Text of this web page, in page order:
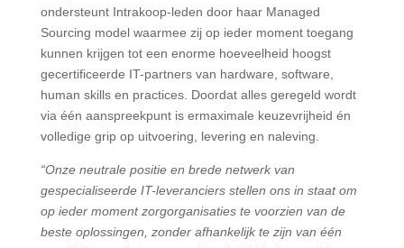
ondersteunt Intrakoop-leden door haar Managed
Sourcing model waarmee zij op ieder moment toegang
kunnen krijgen tot een enorme hoeveelheid hoogst
gecertificeerde IT-partners van hardware, software,
human skills en practices. Doordat alles geregeld wordt
via één aanspreekpunt is ermaximale keuzevrijheid én
volledige grip op uitvoering, levering en naleving.
“Onze neutrale positie en brede netwerk van
gespecialiseerde IT-leveranciers stellen ons in staat om
op ieder momentzorgorganisaties te voorzien van de
beste oplossingen, zonder afhankelijk te zijn van één